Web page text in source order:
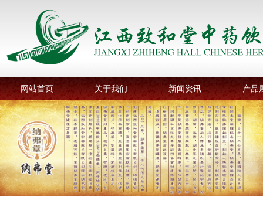
网站首页 关于我们 新闻资讯 产品